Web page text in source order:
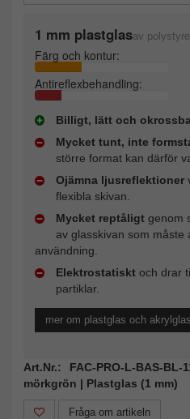
1 mm plastglasav
Färg och kontur:
Antireflexbehandling:
Billigt, lätt och
Mycket tunt, inte
större format kan därför
Ojämna ljusreflektioner
flexibla skivan.
Mycket reptåligt genom
av glasskivan som måste
användning.
Elektrostatiskt och drar
partiklar.
mer om plastglas och akrylglas
Art.Nr.: FAC-PRO-L-BAS-
mörkgrön | Plastglas (1 mm)
Fråga om artikeln